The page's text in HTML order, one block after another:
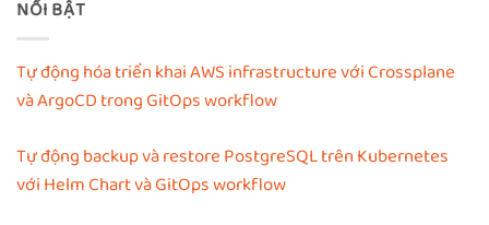
NỔI BẬT
Tự động hóa triển khai AWS infrastructure với Crossplane
và ArgoCD trong GitOps workflow
Tự động backup và restore PostgreSQL trên Kubernetes
với Helm Chart và GitOps workflow